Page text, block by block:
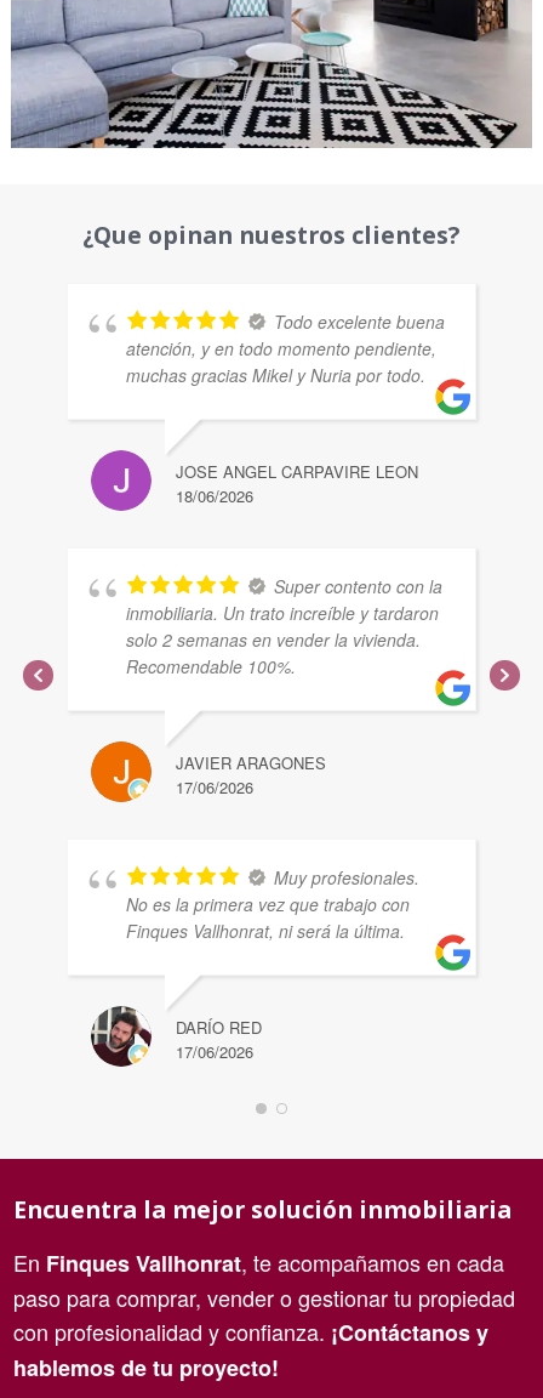
¿Que opinan nuestros clientes?
Todo excelente buena
atención, y en todo momento pendiente,
muchas gracias Mikel y Nuria por todo.
JOSE ANGEL CARPAVIRE LEON
18/06/2026
Super contento con la
inmobiliaria. Un trato increíble y tardaron
solo 2 semanas en vender la vivienda.
Recomendable 100%.
JAVIER ARAGONES
17/06/2026
Muy profesionales.
No es la primera vez que trabajo con
Finques Vallhonrat, ni será la última.
DARÍO RED
17/06/2026
Encuentra la mejor solución inmobiliaria
En Finques Vallhonrat, te acompañamos en cada
paso para comprar, vender o gestionar tu propiedad
con profesionalidad y confianza. ¡Contáctanos y
hablemos de tu proyecto!